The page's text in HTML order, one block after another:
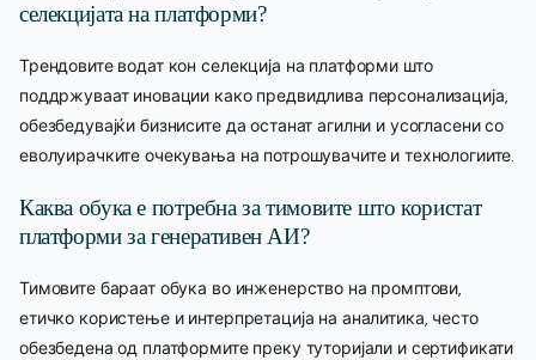
селекцијата на платформи?
Трендовите водат кон селекција на платформи што
поддржуваат иновации како предвидлива персонализација,
обезбедувајќи бизнисите да останат агилни и усогласени со
еволуирачките очекувања на потрошувачите и технологиите.
Каква обука е потребна за тимовите што користат
платформи за генеративен АИ?
Тимовите бараат обука во инженерство на промптови,
етичко користење и интерпретација на аналитика, често
обезбедена од платформите преку туторијали и сертификати